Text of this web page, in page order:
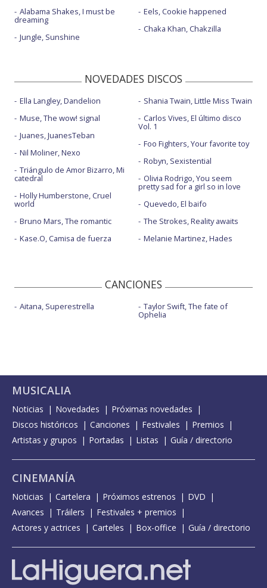
Alabama Shakes, I must be
dreaming
Jungle, Sunshine
Eels, Cookie happened
Chaka Khan, Chakzilla
NOVEDADES DISCOS
Ella Langley, Dandelion
Muse, The wow! signal
Juanes, JuanesTeban
Nil Moliner, Nexo
Triángulo de Amor Bizarro, Mi
catedral
Holly Humberstone, Cruel
world
Bruno Mars, The romantic
Kase.O, Camisa de fuerza
Shania Twain, Little Miss Twain
Carlos Vives, El último disco
Vol. 1
Foo Fighters, Your favorite toy
Robyn, Sexistential
Olivia Rodrigo, You seem
pretty sad for a girl so in love
Quevedo, El baifo
The Strokes, Reality awaits
Melanie Martinez, Hades
CANCIONES
Aitana, Superestrella Taylor Swift, The fate of
Ophelia
MUSICALIA
Noticias Novedades
Próximas novedades
Discos históricos
Canciones Festivales
Premios
Artistas y grupos
Portadas Listas Guía / directorio
CINEMANÍA
Noticias Cartelera Próximos estrenos
DVD
Avances
Tráilers
Festivales + premios
Actores y actrices
Carteles Box-office Guía / directorio